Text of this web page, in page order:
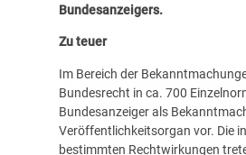
Bundesanzeigers.
Zu teuer
Im Bereich der
Bundesrecht in ca. 700
Bundesanzeiger als
Veröffentlichkeitsorgan vor. Die
bestimmten Rechtwirkungen